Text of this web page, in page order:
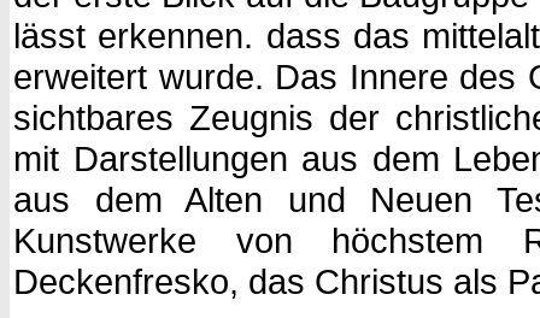
lässt erkennen. dass das
erweitert wurde. Das Innere des
sichtbares Zeugnis der
mit Darstellungen aus dem
aus dem Alten und Neuen
Kunstwerke von höchstem
Deckenfresko, das Christus als